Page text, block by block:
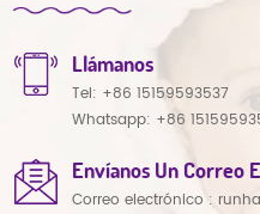
Llámanos
Tel: +86 15159593537
Whatsapp: +86
Envíanos Un Correo
Correo electrónico :